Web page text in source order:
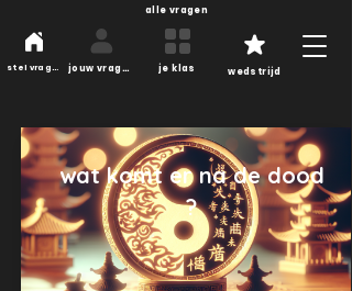
stel vragen jouw vragen je klas wedstrijd
alle vragen
wat komt er na de dood
?